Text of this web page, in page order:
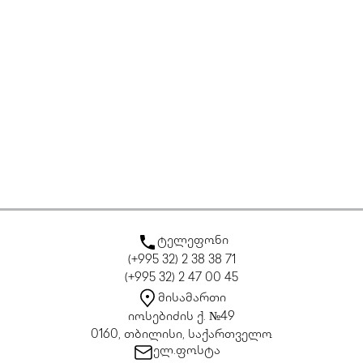
ტელეფონი
(+995 32) 2 38 38 71
(+995 32) 2 47 00 45
მისამართი
იოსებიძის ქ. №49
0160, თბილისი, საქართველო
ელ.ფოსტა